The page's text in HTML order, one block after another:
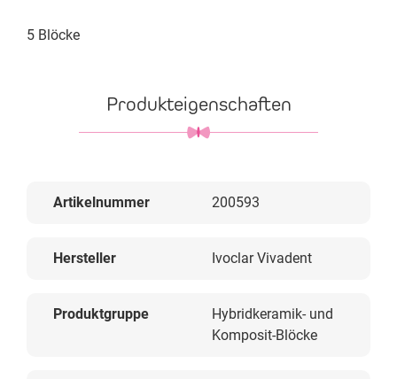
5 Blöcke
Produkteigenschaften
Artikelnummer 200593
Hersteller Ivoclar Vivadent
Produktgruppe
Hybridkeramik- und
Komposit-Blöcke